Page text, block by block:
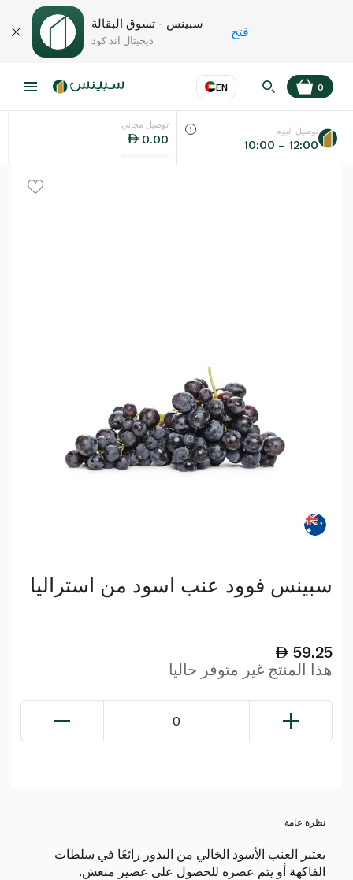
سبينس - تسوق البقالة
ديجيتال آند كود
فتح
EN
اللغة عر
0
توصيل مجاني
0.00
توصيل اليوم
10:00 – 12:00
سبينس فوود عنب اسود من استراليا
59.25
هذا المنتج غير متوفر حاليا
0
نظرة عامة
يعتبر العنب الأسود الخالي من البذور رائعًا في سلطات
الفاكهة أو يتم عصره للحصول على عصير منعش.